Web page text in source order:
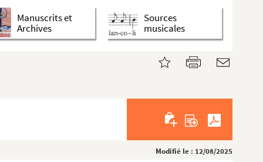
Manuscrits et
Archives
Sources
musicales
Modifié le : 12/08/2025